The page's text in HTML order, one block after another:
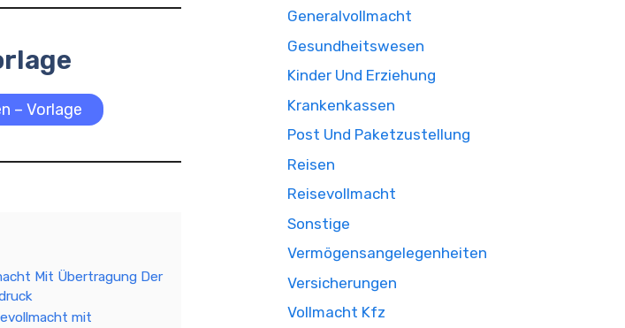
– Vorlage
Mit Übertragung Der
mit
Generalvollmacht
Gesundheitswesen
Kinder Und Erziehung
Krankenkassen
Post Und Paketzustellung
Reisen
Reisevollmacht
Sonstige
Vermögensangelegenheiten
Versicherungen
Vollmacht Kfz